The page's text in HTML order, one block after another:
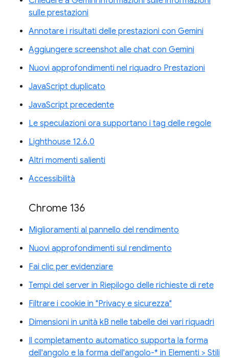
sulle prestazioni
Annotare i risultati delle prestazioni con Gemini
Aggiungere screenshot alle chat con Gemini
Nuovi approfondimenti nel riquadro Prestazioni
JavaScript duplicato
JavaScript precedente
Le speculazioni ora supportano i tag delle regole
Lighthouse 12.6.0
Altri momenti salienti
Accessibilità
Chrome 136
Miglioramenti al pannello del rendimento
Nuovi approfondimenti sul rendimento
Fai clic per evidenziare
Tempi del server in Riepilogo delle richieste di rete
Filtrare i cookie in "Privacy e sicurezza"
Dimensioni in unità kB nelle tabelle dei vari riquadri
Il completamento automatico supporta la forma
dell'angolo e la forma dell'angolo-* in Elementi > Stili